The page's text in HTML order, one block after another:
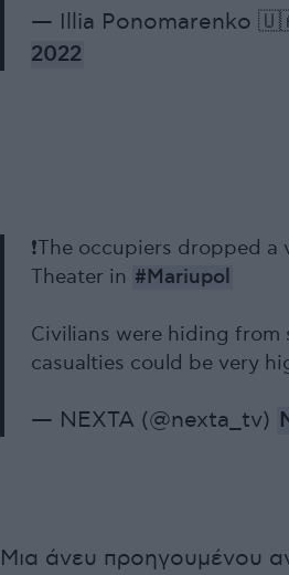
— Illia Ponomarenko
2022
❗️The occupiers dropped
Theater in #Mariupol
Civilians were hiding
casualties could be very
— NEXTA (@nexta_tv)
Μια άνευ προηγουμένου